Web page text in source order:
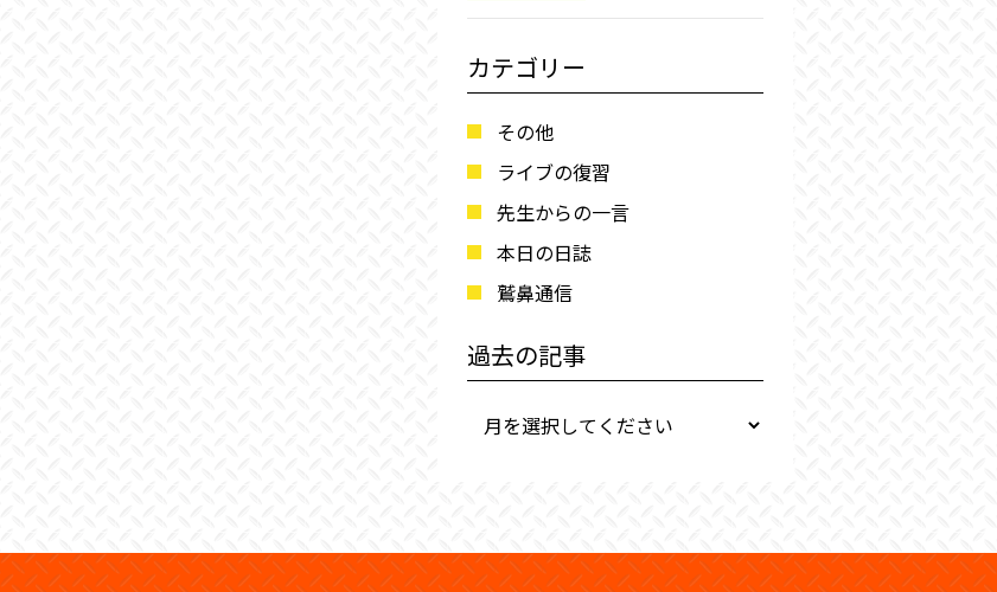
カテゴリー
その他
ライブの復習
先生からの一言
本日の日誌
鷲鼻通信
過去の記事